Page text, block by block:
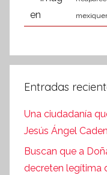
Entradas
Una ciudadanía
Jesús Ángel
Buscan que a
decreten legítima